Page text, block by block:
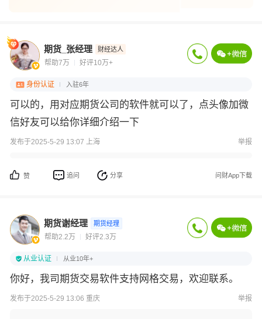
期货_张经理 财经达人
帮助7万 好评10万+
身份认证 入驻6年
可以的，用对应期货公司的软件就可以了，点头像加微
信好友可以给你详细介绍一下
发布于2025-5-29 13:07 上海 举报
赞 追问 分享 问财App下载
期货谢经理 期货经理
帮助2.2万 好评2.3万
从业认证 从业10年+
你好，我司期货交易软件支持网格交易，欢迎联系。
发布于2025-5-29 13:06 重庆 举报